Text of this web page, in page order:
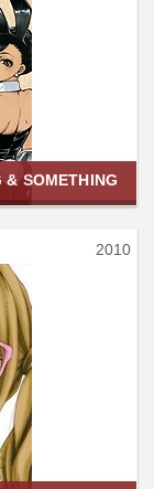
& SOMETHING
2010